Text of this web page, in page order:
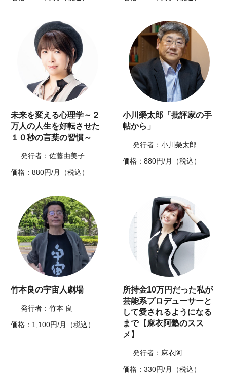
未来を変える心理学～２
万人の人生を好転させた
１０秒の言葉の習慣～
発行者：佐藤由美子
価格：880円/月（税込）
小川榮太郎「批評家の手
帖から」
発行者：小川榮太郎
価格：880円/月（税込）
竹本良の宇宙人劇場
発行者：竹本 良
価格：1,100円/月（税込）
所持金10万円だった私が
芸能系プロデューサーと
して愛されるようになる
まで【麻衣阿塾のスス
メ】
発行者：麻衣阿
価格：330円/月（税込）